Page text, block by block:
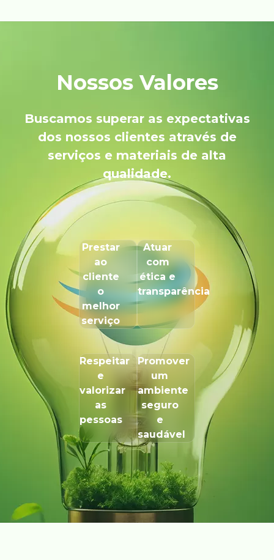
Nossos Valores
Buscamos superar as expectativas
dos nossos clientes através de
serviços e materiais de alta
qualidade.
Prestar
ao
cliente
o
melhor
serviço
Atuar
com
ética e
transparência
Respeitar
e
valorizar
as
pessoas
Promover
um
ambiente
seguro
e
saudável